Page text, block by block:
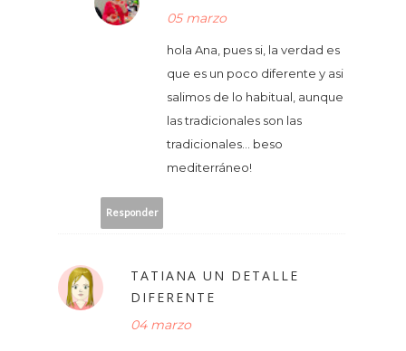
05 marzo
hola Ana, pues si, la verdad es
que es un poco diferente y asi
salimos de lo habitual, aunque
las tradicionales son las
tradicionales... beso
mediterráneo!
Responder
TATIANA UN DETALLE
DIFERENTE
04 marzo